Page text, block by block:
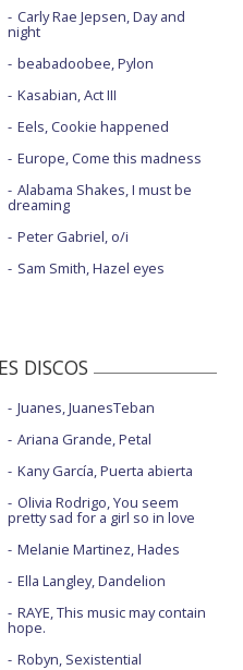
Carly Rae Jepsen, Day and
night
beabadoobee, Pylon
Kasabian, Act III
Eels, Cookie happened
Europe, Come this madness
Alabama Shakes, I must be
dreaming
Peter Gabriel, o/i
Sam Smith, Hazel eyes
DISCOS
Juanes, JuanesTeban
Ariana Grande, Petal
Kany García, Puerta abierta
Olivia Rodrigo, You seem
pretty sad for a girl so in love
Melanie Martinez, Hades
Ella Langley, Dandelion
RAYE, This music may contain
hope.
Robyn, Sexistential